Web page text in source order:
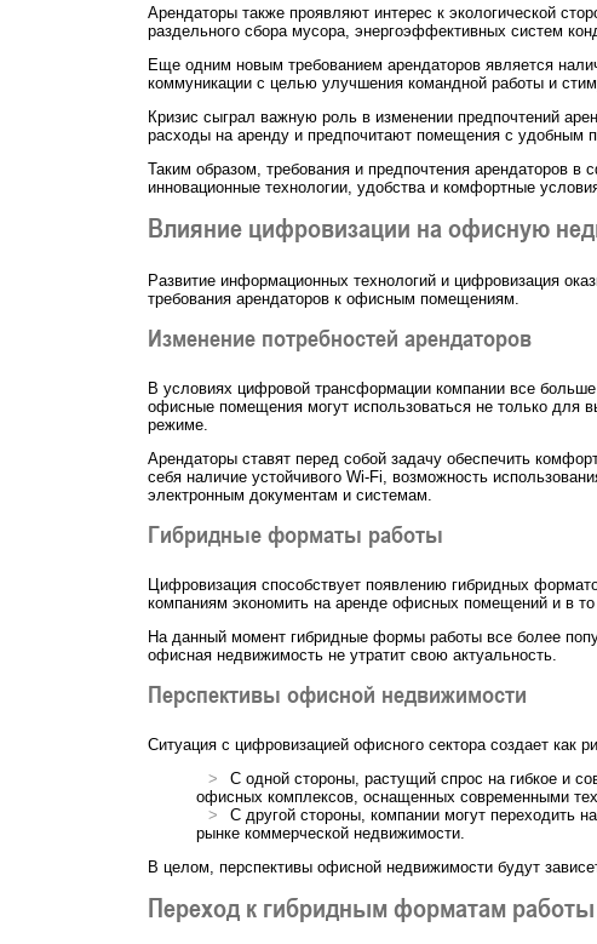
Арендаторы также проявляют интерес к экологической
раздельного сбора мусора, энергоэффективных систем
Еще одним новым требованием арендаторов является
коммуникации с целью улучшения командной работы и
Кризис сыграл важную роль в изменении предпочтений
расходы на аренду и предпочитают помещения с удобным
Таким образом, требования и предпочтения арендаторов
инновационные технологии, удобства и комфортные
Влияние цифровизации на офисную
Развитие информационных технологий и цифровизация
требования арендаторов к офисным помещениям.
Изменение потребностей арендаторов
В условиях цифровой трансформации компании все
офисные помещения могут использоваться не только для
режиме.
Арендаторы ставят перед собой задачу обеспечить
себя наличие устойчивого Wi-Fi, возможность
электронным документам и системам.
Гибридные форматы работы
Цифровизация способствует появлению гибридных
компаниям экономить на аренде офисных помещений и в
На данный момент гибридные формы работы все более
офисная недвижимость не утратит свою актуальность.
Перспективы офисной недвижимости
Ситуация с цифровизацией офисного сектора создает как
С одной стороны, растущий спрос на гибкое и
офисных комплексов, оснащенных современными
С другой стороны, компании могут переходить
рынке коммерческой недвижимости.
В целом, перспективы офисной недвижимости будут
Переход к гибридным форматам работы